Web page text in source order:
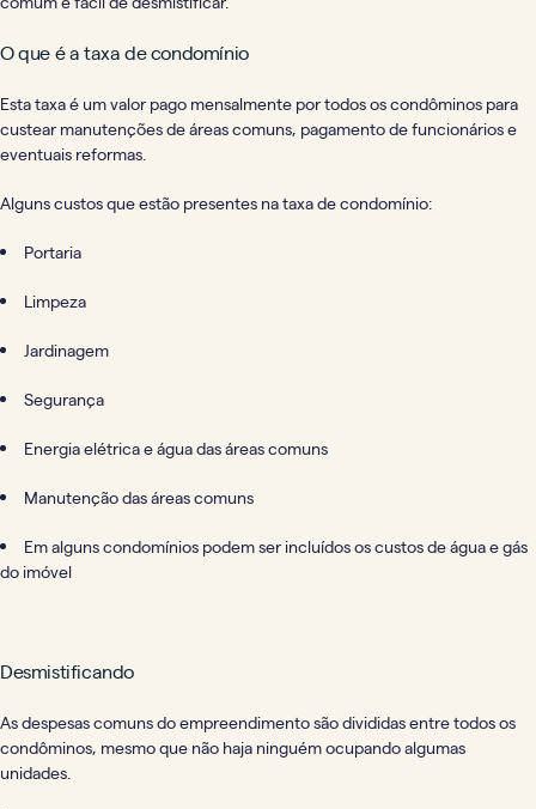
O que é a taxa de condomínio
Esta taxa é um valor pago mensalmente por todos os condôminos para
custear manutenções de áreas comuns, pagamento de funcionários e
eventuais reformas.
Alguns custos que estão presentes na taxa de condomínio:
Portaria
Limpeza
Jardinagem
Segurança
Energia elétrica e água das áreas comuns
Manutenção das áreas comuns
Em alguns condomínios podem ser incluídos os custos de água e gás
do imóvel
Desmistificando
As despesas comuns do empreendimento são divididas entre todos os
condôminos, mesmo que não haja ninguém ocupando algumas
unidades.